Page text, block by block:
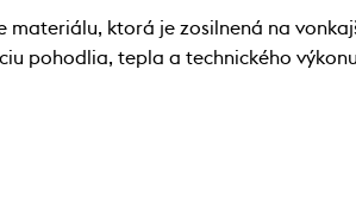
materiálu, ktorá je zosilnená na
pohodlia, tepla a technického